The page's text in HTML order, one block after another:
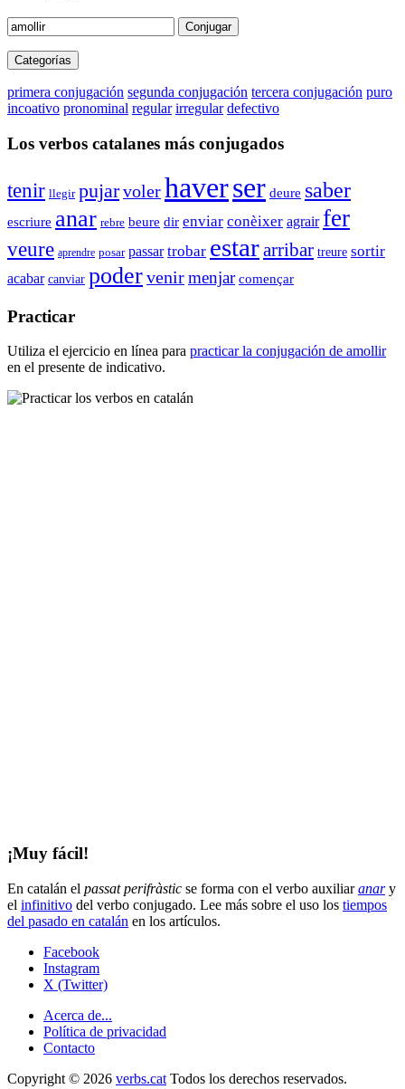
Conjugar
Categorías
primera conjugación segunda conjugación tercera conjugación puro
incoativo pronominal regular irregular defectivo
Los verbos catalanes más conjugados
tenir llegir pujarvolerhaverser deure saber
escriure anar rebre beure dir enviar conèixer agrair fer
veure aprendre posar passar trobar estararribar treure sortir
acabar canviar podervenirmenjar començar
Practicar
Utiliza el ejercicio en línea para practicar la conjugación de amollir
en el presente de indicativo.
¡Muy fácil!
En catalán el passat perifràstic se forma con el verbo auxiliaranary
el infinitivo del verbo conjugado. Lee más sobre el uso los tiempos
del pasado en catalán en los artículos.
Facebook
Instagram
X (Twitter)
Acerca de...
Política de privacidad
Contacto
Copyright © 2026 verbs.cat Todos los derechos reservados.